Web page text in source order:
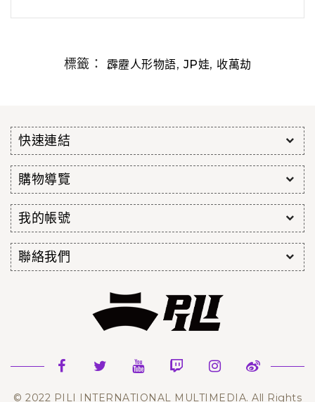
標籤： 霹靂人形物語, JP娃, 收萬劫
快速連結
購物導覽
我的帳號
聯絡我們
© 2022 PILI INTERNATIONAL MULTIMEDIA. All Rights